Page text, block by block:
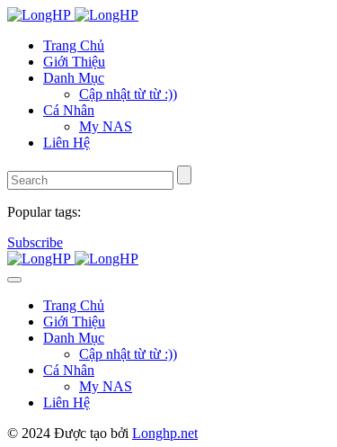
Trang Chủ
Giới Thiệu
Danh Mục
Cập nhật từ từ :))
Cá Nhân
My NAS
Liên Hệ
Popular tags:
Subscribe
Trang Chủ
Giới Thiệu
Danh Mục
Cập nhật từ từ :))
Cá Nhân
My NAS
Liên Hệ
© 2024 Được tạo bởi Longhp.net